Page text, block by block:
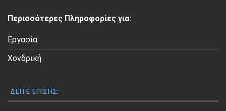
ο
Περισσότερες Πληροφορίες για:
Εργασία
Χονδρική
ΔΕΊΤΕ ΕΠΊΣΗΣ: